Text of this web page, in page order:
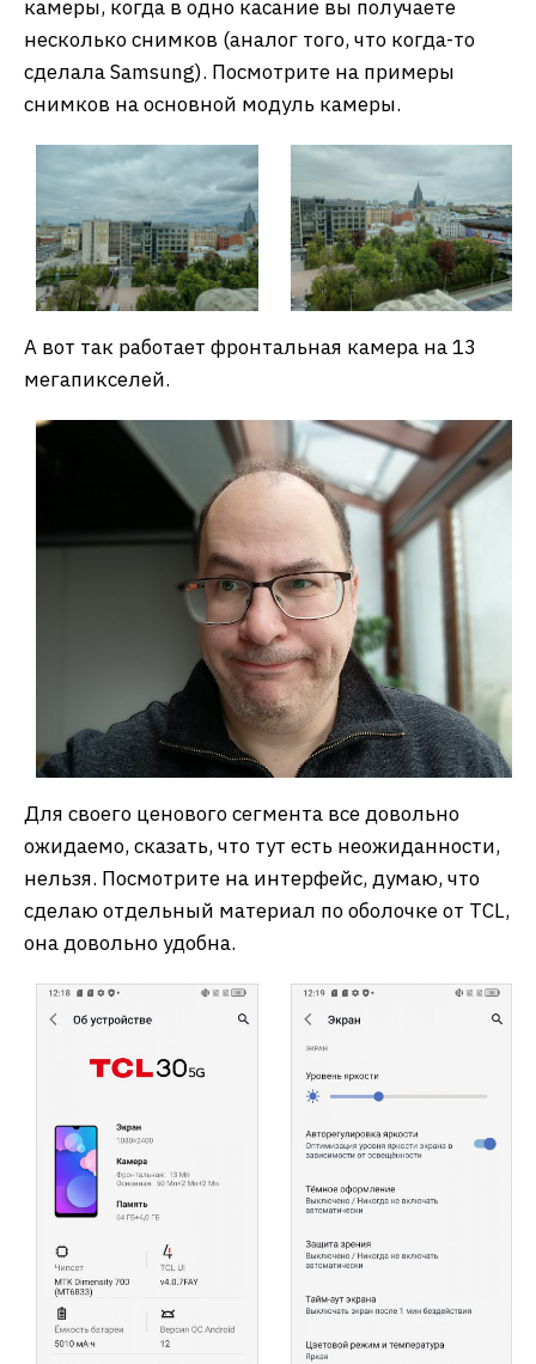
камеры, когда в одно касание вы получаете
несколько снимков (аналог того, что когда-то
сделала Samsung). Посмотрите на примеры
снимков на основной модуль камеры.
А вот так работает фронтальная камера на 13
мегапикселей.
Для своего ценового сегмента все довольно
ожидаемо, сказать, что тут есть неожиданности,
нельзя. Посмотрите на интерфейс, думаю, что
сделаю отдельный материал по оболочке от TCL,
она довольно удобна.